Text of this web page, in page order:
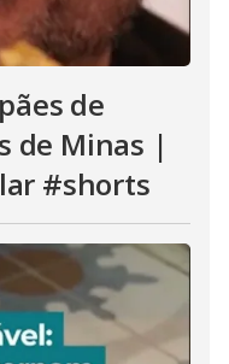
de
de Minas |
#shorts